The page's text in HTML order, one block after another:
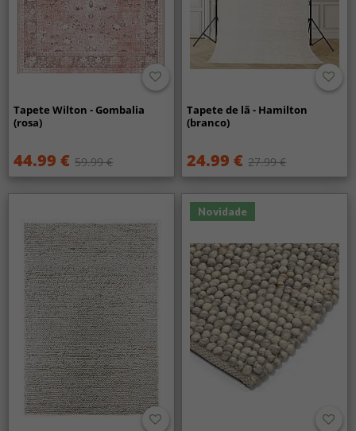
Tapete Wilton - Gombalia
(rosa)
44.99 € 59.99 €
Tapete de lã - Hamilton
(branco)
24.99 € 27.99 €
Novidade